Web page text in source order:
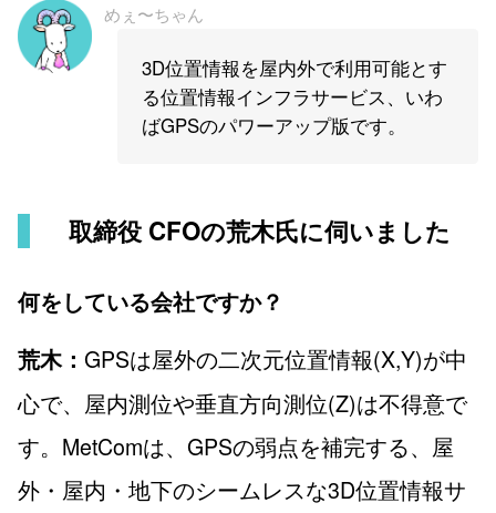
めぇ〜ちゃん
3D位置情報を屋内外で利用可能とす
る位置情報インフラサービス、いわ
ばGPSのパワーアップ版です。
取締役 CFOの荒木氏に伺いました
何をしている会社ですか？
荒木： GPSは屋外の二次元位置情報(X,Y)が中
心で、屋内測位や垂直方向測位(Z)は不得意で
す。MetComは、GPSの弱点を補完する、屋
外・屋内・地下のシームレスな3D位置情報サ